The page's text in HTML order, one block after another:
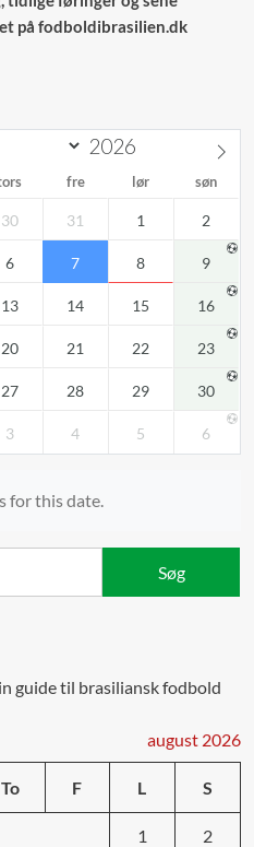
på fodboldibrasilien.dk
fre lør søn
30 31 1 2
6 7 8 9
13 14 15 16
20 21 22 23
27 28 29 30
3 4 5 6
for this date.
guide til brasiliansk fodbold
august 2026
To F L S
1 2